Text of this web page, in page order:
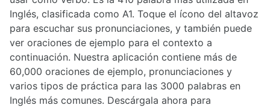
Inglés, clasificada como A1. Toque el ícono del altavoz
para escuchar sus pronunciaciones, y también puede
ver oraciones de ejemplo para el contexto a
continuación. Nuestra aplicación contiene más de
60,000 oraciones de ejemplo, pronunciaciones y
varios tipos de práctica para las 3000 palabras en
Inglés más comunes. Descárgala ahora para